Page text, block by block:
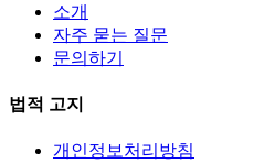
소개
자주 묻는 질문
문의하기
법적 고지
개인정보처리방침